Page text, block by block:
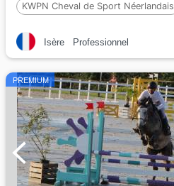
KWPN Cheval de Sport Néerlandais
Isère Professionnel
PREMIUM